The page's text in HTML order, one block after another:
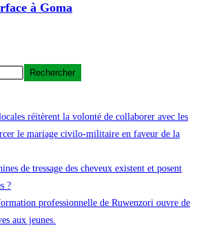
à Goma
Rechercher
réitèrent la volonté de collaborer avec les
le mariage civilo-militaire en faveur de la
de tressage des cheveux existent et posent
?
professionnelle de Ruwenzori ouvre de
aux jeunes.